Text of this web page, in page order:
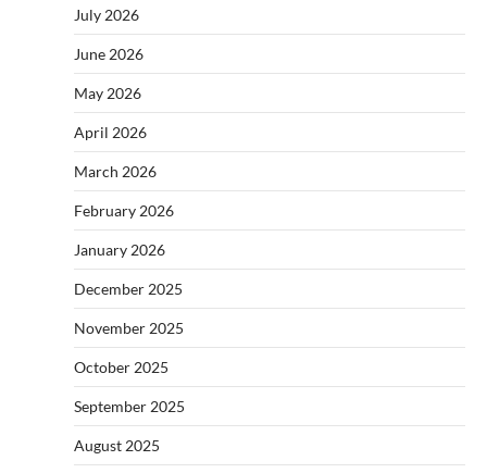
July 2026
June 2026
May 2026
April 2026
March 2026
February 2026
January 2026
December 2025
November 2025
October 2025
September 2025
August 2025